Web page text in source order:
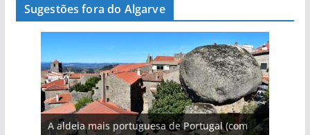
Sugestões fora do Algarve
A aldeia mais portuguesa de Portugal (com